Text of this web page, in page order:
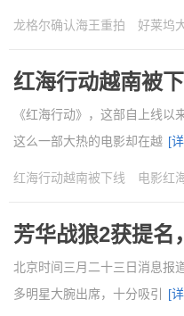
龙格尔确认海王重拍 好莱坞
红海行动越南被
《红海行动》，这部自上线
这么一部大热的电影却在越 [
红海行动越南被下线 电影红
芳华战狼2获提名
北京时间三月二十三日消息报
多明星大腕出席，十分吸引
[